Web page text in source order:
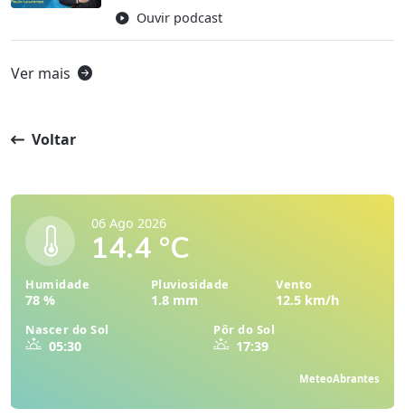
Ouvir podcast
Ver mais
Voltar
06 Ago 2026
14.4 °C
Humidade
78 %
Pluviosidade
1.8 mm
Vento
12.5 km/h
Nascer do Sol
05:30
Pôr do Sol
17:39
MeteoAbrantes